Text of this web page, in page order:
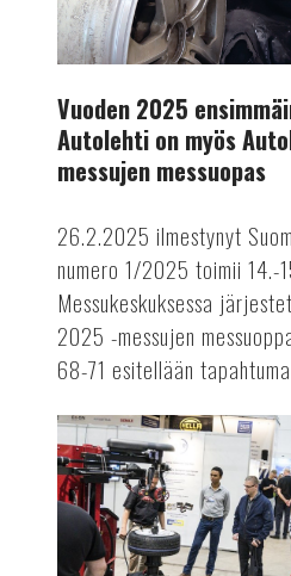
2025
-
messuopas
Vuoden 2025
Autolehti on myös
messujen messuopas
26.2.2025 ilmestynyt
numero 1/2025 toimii 14.-
Messukeskuksessa
2025 -messujen
68-71 esitellään
Älykkäitä
ratkaisuja
Autokorjaamomessuilta